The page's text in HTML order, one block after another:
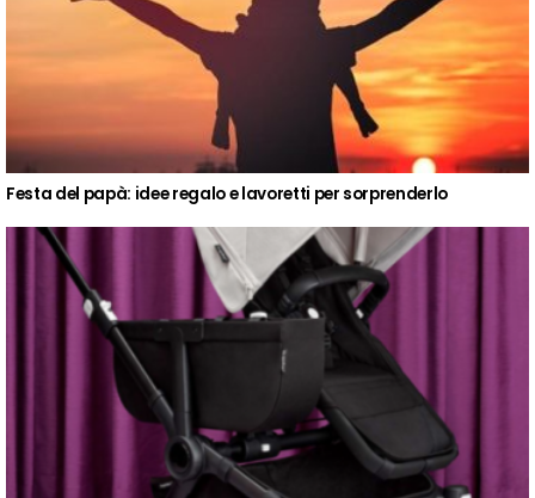
Festa del papà: idee regalo e lavoretti per sorprenderlo